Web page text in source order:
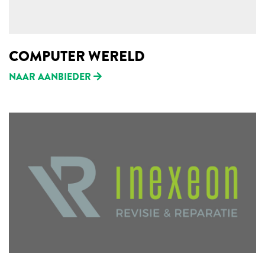
COMPUTER WERELD
NAAR AANBIEDER